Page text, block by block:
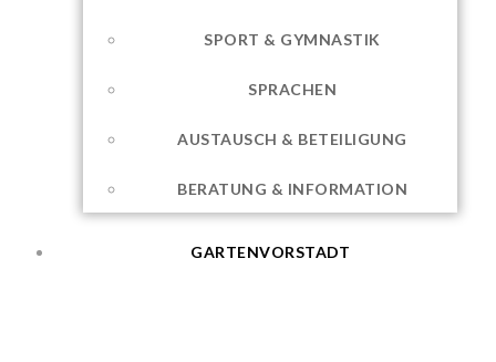
SPORT & GYMNASTIK
SPRACHEN
AUSTAUSCH & BETEILIGUNG
BERATUNG & INFORMATION
GARTENVORSTADT